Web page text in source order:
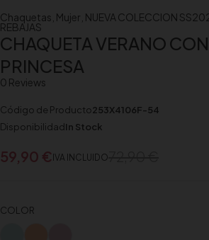
Chaquetas Mujer NUEVA COLECCION
REBAJAS
CHAQUETA VERANO
PRINCESA
0 Reviews
Código de Producto253X4106F-54
DisponibilidadIn Stock
59,90 € IVA INCLUIDO
COLOR